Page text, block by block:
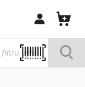
Přihlásit/